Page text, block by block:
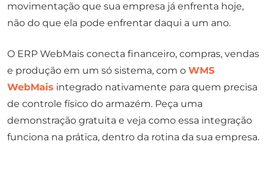
movimentação que sua empresa já enfrenta hoje,
não do que ela pode enfrentar daqui a um ano.
O ERP WebMais conecta financeiro, compras, vendas
e produção em um só sistema, com o WMS
WebMais integrado nativamente para quem precisa
de controle físico do armazém. Peça uma
demonstração gratuita e veja como essa integração
funciona na prática, dentro da rotina da sua empresa.